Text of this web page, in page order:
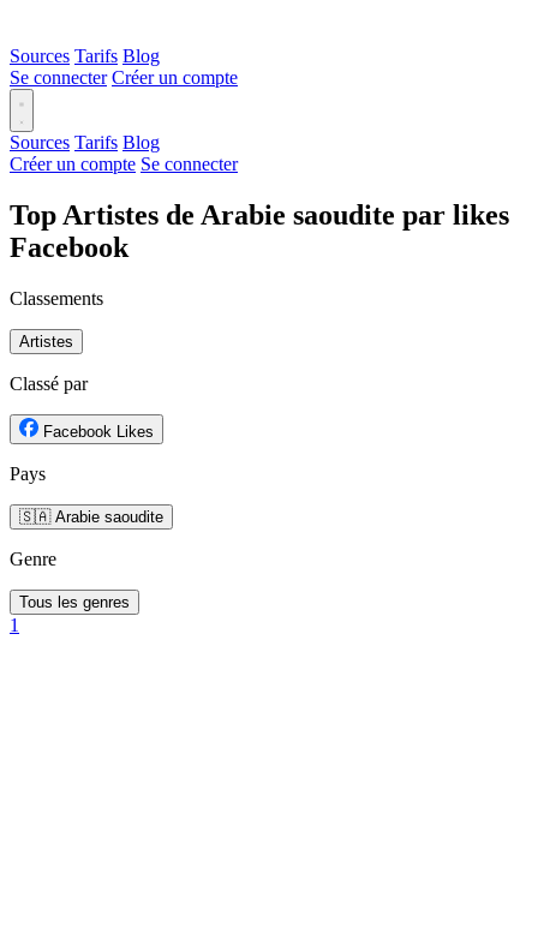
Sources Tarifs Blog
Se connecter Créer un compte
Sources Tarifs Blog
Créer un compte Se connecter
Top Artistes de Arabie saoudite par likes
Facebook
Classements
Artistes
Classé par
Facebook Likes
Pays
🇸🇦 Arabie saoudite
Genre
Tous les genres
1